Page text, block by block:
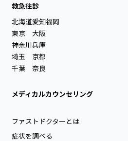
救急往診
北海道
東京
神奈川
埼玉
千葉
愛知
大阪
兵庫
京都
奈良
福岡
メディカルカウンセリング
ファストドクターとは
症状を調べる